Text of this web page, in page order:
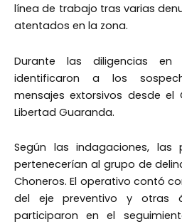
línea de trabajo tras varias
atentados en la zona.
Durante las diligencias en
identificaron a los
mensajes extorsivos desde el
Libertad Guaranda.
Según las indagaciones, las
pertenecerían al grupo de
Choneros. El operativo contó
del eje preventivo y otras
participaron en el